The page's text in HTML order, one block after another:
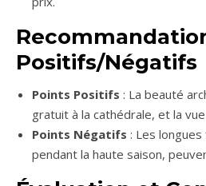
Positifs/Négatifs
Points Positifs : La beauté
gratuit à la cathédrale, et la
Points Négatifs : Les
pendant la haute saison,